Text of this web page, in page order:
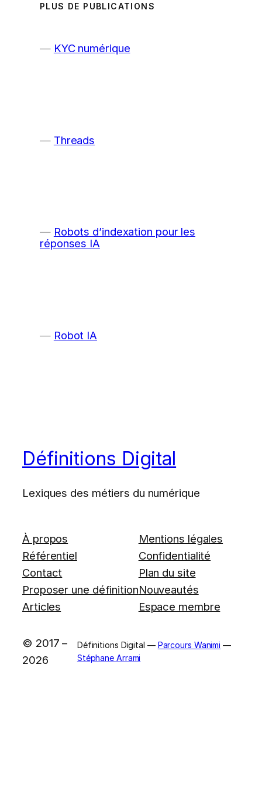
PLUS DE PUBLICATIONS
KYC numérique
Threads
Robots d’indexation pour les
réponses IA
Robot IA
Définitions Digital
Lexiques des métiers du numérique
À propos
Référentiel
Contact
Proposer une définition
Articles
Mentions légales
Confidentialité
Plan du site
Nouveautés
Espace membre
© 2017 –
2026
Définitions Digital — Parcours Wanimi —
Stéphane Arrami